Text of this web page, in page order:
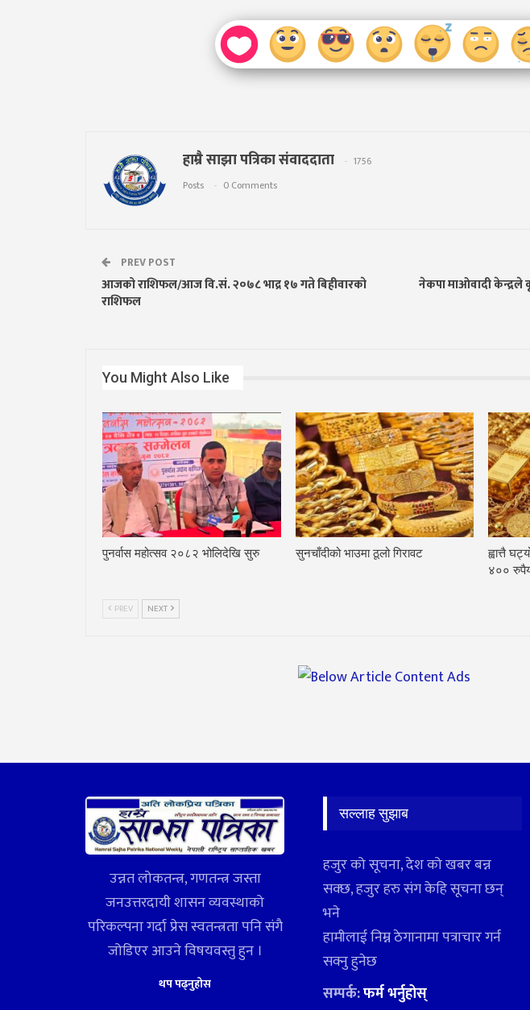
हाम्रै साझा पत्रिका संवाददाता
1756
Posts
0 Comments
PREV POST
आजको राशिफल/आज वि.सं. २०७८ भाद्र १७ गते बिहीवारकाे
राशिफल
नेकपा माओवादी केन्द्रले
You Might Also Like
पुनर्वास महोत्सव २०८२ भोलिदेखि सुरु सुनचाँदीको भाउमा ठूलो गिरावट
ह्वात्तै
४००
PREV NEXT
उन्नत लोकतन्त्र, गणतन्त्र जस्ता
जनउत्तरदायी शासन व्यवस्थाको
परिकल्पना गर्दा प्रेस स्वतन्त्रता पनि संगै
जोडिएर आउने विषयवस्तु हुन ।
थप पढ्नुहोस
सल्लाह सुझाब
हजुर को सूचना, देश को खबर बन्न
सक्छ, हजुर हरु संग केहि सूचना छन्
भने
हामीलाई निम्न ठेगानामा पत्राचार गर्न
सक्नु हुनेछ
सम्पर्क:फर्म भर्नुहोस्